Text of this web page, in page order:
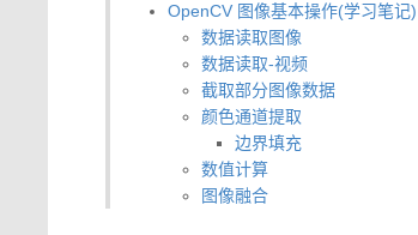
OpenCV 图像基本操作(学习笔记)
数据读取图像
数据读取-视频
截取部分图像数据
颜色通道提取
边界填充
数值计算
图像融合